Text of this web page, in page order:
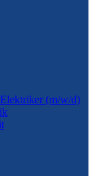
Elektriker (m/w/d)